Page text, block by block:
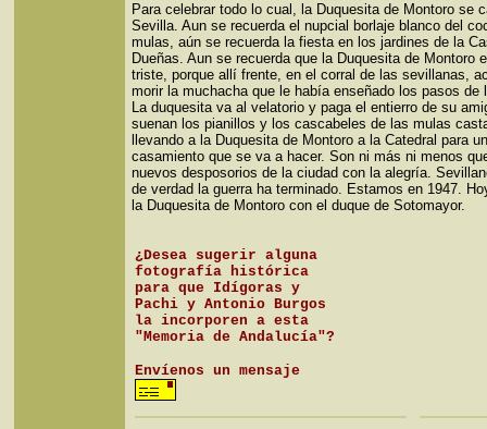
Para celebrar todo lo cual, la Duquesita de Montoro se
Sevilla. Aun se recuerda el nupcial borlaje blanco del
mulas, aún se recuerda la fiesta en los jardines de la
Dueñas. Aun se recuerda que la Duquesita de Montoro
triste, porque allí frente, en el corral de las sevillanas,
morir la muchacha que le había enseñado los pasos de
La duquesita va al velatorio y paga el entierro de su
suenan los pianillos y los cascabeles de las mulas
llevando a la Duquesita de Montoro a la Catedral para un
casamiento que se va a hacer. Son ni más ni menos
nuevos desposorios de la ciudad con la alegría.
de verdad la guerra ha terminado. Estamos en 1947.
la Duquesita de Montoro con el duque de Sotomayor.
¿Desea sugerir alguna
fotografía histórica
para que Idígoras y
Pachi y Antonio Burgos
la incorporen a esta
"Memoria de Andalucía"?
Envíenos un mensaje